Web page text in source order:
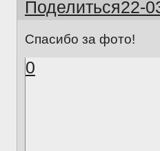
Поделиться22-
Спасибо за фото!
0